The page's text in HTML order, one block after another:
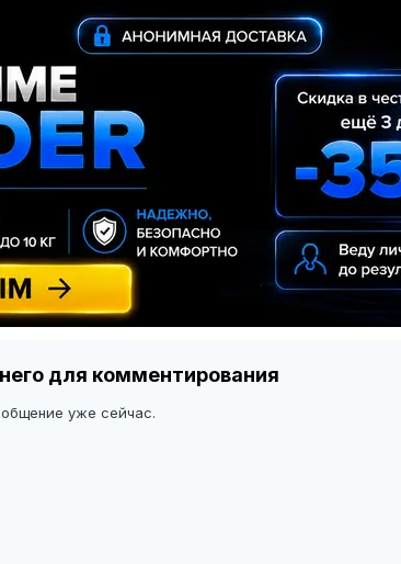
для комментирования
уже сейчас.